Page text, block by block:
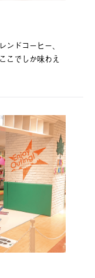
ドコーヒー、
こでしか味わえ